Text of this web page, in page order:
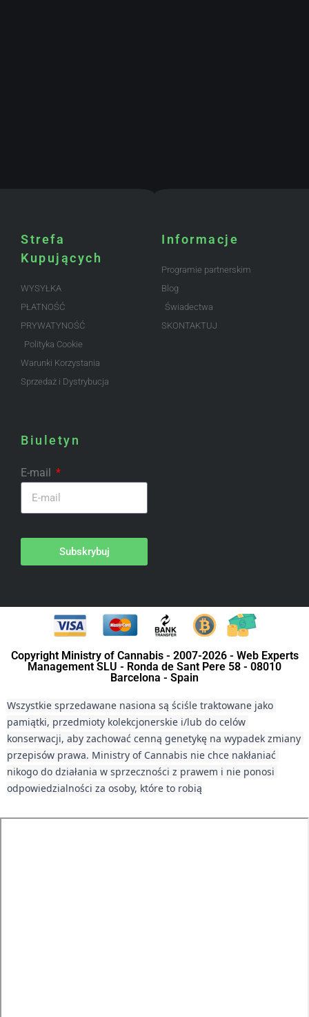
Strefa
Kupujących
WYSYŁKA
PŁATNOŚĆ
PRYWATYNOŚĆ
Polityka Cookie
Warunki Korzystania
Sprzedaż i Dystrybucja
Informacje
Programie partnerskim
Blog
Świadectwa
SKONTAKTUJ
Biuletyn
E-mail
Subskrybuj
Copyright Ministry of Cannabis - 2007-2026 - Web Experts
Management SLU - Ronda de Sant Pere 58 - 08010
Barcelona - Spain
Wszystkie sprzedawane nasiona są ściśle traktowane jako
pamiątki, przedmioty kolekcjonerskie i/lub do celów
konserwacji, aby zachować cenną genetykę na wypadek zmiany
przepisów prawa. Ministry of Cannabis nie chce nakłaniać
nikogo do działania w sprzeczności z prawem i nie ponosi
odpowiedzialności za osoby, które to robią